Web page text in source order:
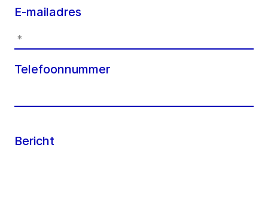
E-mailadres
Telefoonnummer
Bericht